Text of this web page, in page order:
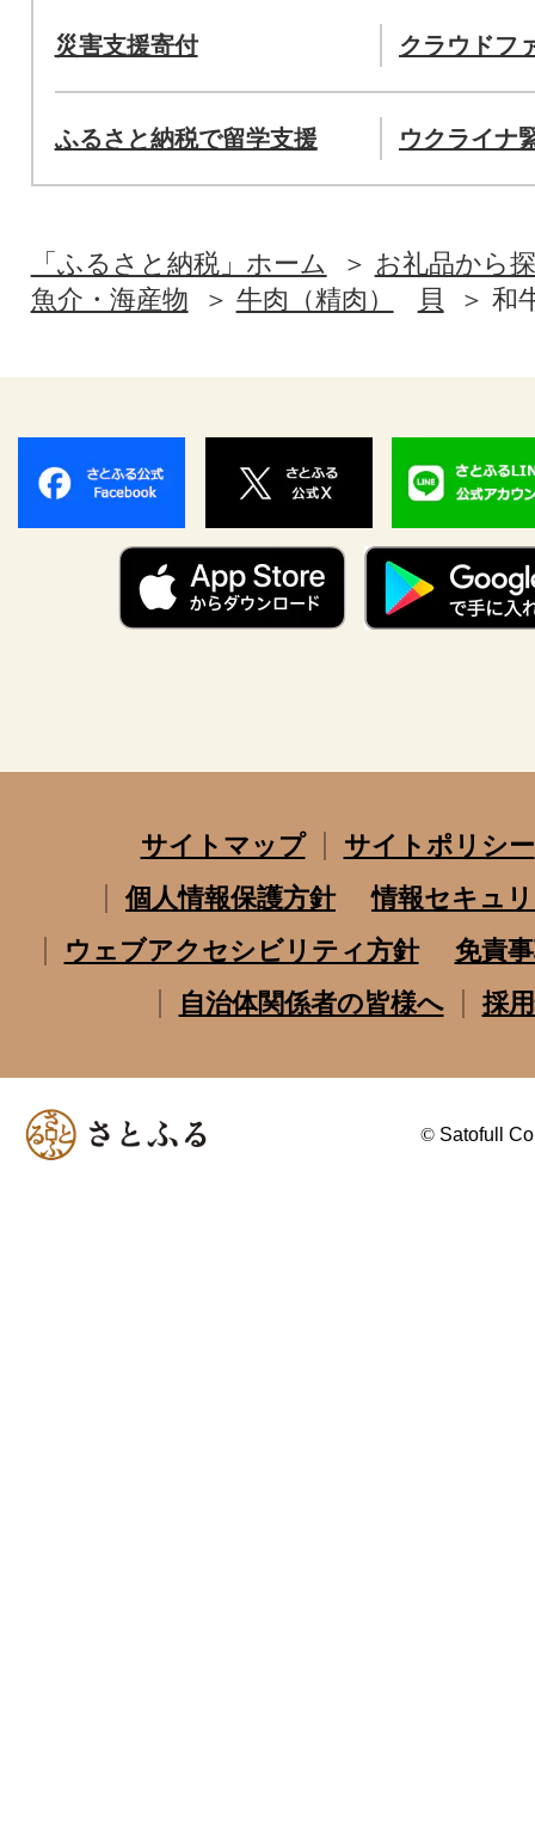
災害支援寄付 クラウドフ
ふるさと納税で留学支援 ウクライナ
「ふるさと納税」ホーム
お礼品から
魚介・海産物
牛肉（精肉） 貝 和
サイトマップ
サイトポリシー
個人情報保護方針
情報セキュ
ウェブアクセシビリティ方針
免責
自治体関係者の皆様へ
採
© Satofull